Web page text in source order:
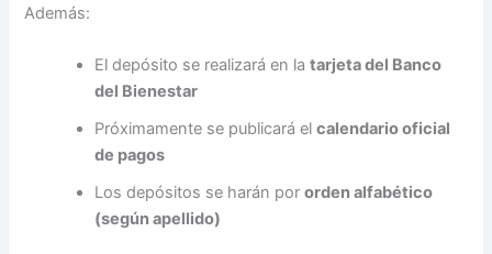
Además:
El depósito se realizará en latarjeta del Banco
del Bienestar
Próximamente se publicará elcalendario oficial
de pagos
Los depósitos se harán pororden alfabético
(según apellido)